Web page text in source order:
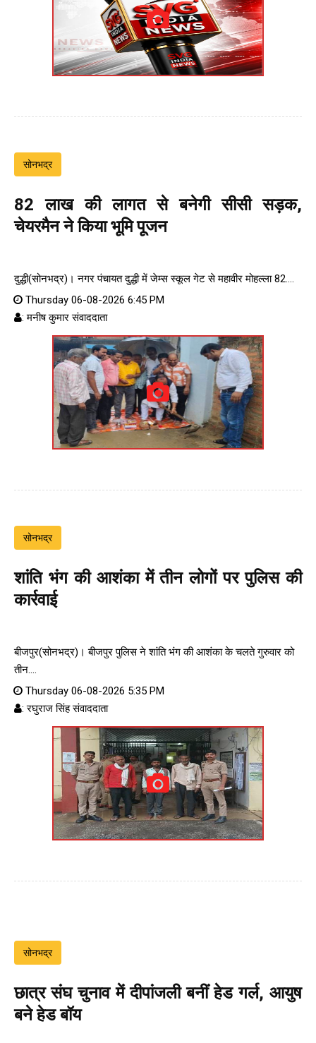
सोनभद्र
82 लाख की लागत से बनेगी सीसी सड़क,
चेयरमैन ने किया भूमि पूजन
दुद्धी(सोनभद्र)। नगर पंचायत दुद्धी में जेम्स स्कूल गेट से महावीर मोहल्ला 82....
Thursday 06-08-2026 6:45 PM
: मनीष कुमार संवाददाता
सोनभद्र
शांति भंग की आशंका में तीन लोगों पर पुलिस की
कार्रवाई
बीजपुर(सोनभद्र)। बीजपुर पुलिस ने शांति भंग की आशंका के चलते गुरुवार को
तीन....
Thursday 06-08-2026 5:35 PM
: रघुराज सिंह संवाददाता
सोनभद्र
छात्र संघ चुनाव में दीपांजली बनीं हेड गर्ल, आयुष
बने हेड बॉय